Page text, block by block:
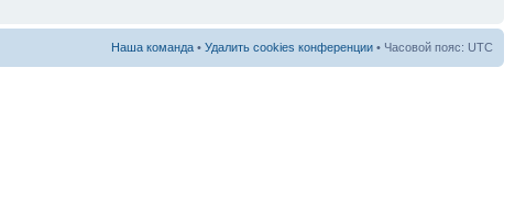
Наша команда • Удалить cookies конференции • Часовой пояс: UTC